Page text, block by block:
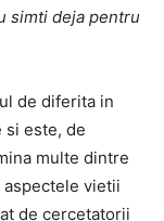
simti deja pentru
de diferita in
si este, de
multe dintre
vietii
de cercetatorii